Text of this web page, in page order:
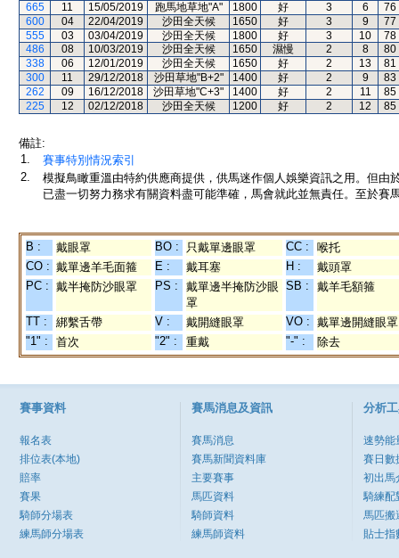
665
11 15/05/2019 跑馬地草地"A" 1800 好 3 6
76
600
04 22/04/2019 沙田全天候 1650 好 3 9
77
555
03 03/04/2019 沙田全天候 1800 好 3 10
78
486
08 10/03/2019 沙田全天候 1650 濕慢 2 8
80
338
06 12/01/2019 沙田全天候 1650 好 2 13
81
300
11 29/12/2018 沙田草地"B+2" 1400 好 2 9
83
262
09 16/12/2018 沙田草地"C+3" 1400 好 2 11
85
225
12 02/12/2018 沙田全天候 1200 好 2 12 85
備註:
1.
賽事特別情況索引
2.
模擬鳥瞰重溫由特約供應商提供，供馬迷作個人娛樂資訊之用。但
已盡一切努力務求有關資料盡可能準確，馬會就此並無責任。至於賽
B : 戴眼罩 BO : 只戴單邊眼罩 CC :
喉托
CO : 戴單邊羊毛面箍 E : 戴耳塞 H :
戴頭罩
PC : 戴半掩防沙眼罩 PS :
戴單邊半掩防沙眼
罩
SB : 戴羊毛額箍
TT : 綁繫舌帶 V : 戴開縫眼罩 VO : 戴單邊開縫眼罩
"1" :
首次 "2" : 重戴 "-" : 除去
賽事資料
報名表
排位表(本地)
賠率
賽果
騎師分場表
練馬師分場表
賽馬消息及資訊
賽馬消息
賽馬新聞資料庫
主要賽事
馬匹資料
騎師資料
練馬師資料
分析
速勢能
賽日數
初出馬
騎練配
馬匹搬
貼士指